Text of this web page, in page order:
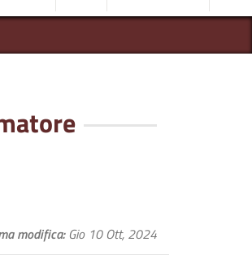
modifica Gio 10 Ott, 2024